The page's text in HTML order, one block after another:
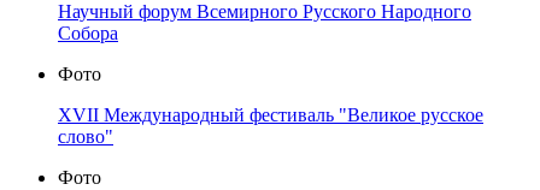
Научный форум Всемирного Русского Народного
Собора
Фото
XVII Международный фестиваль "Великое русское
слово"
Фото